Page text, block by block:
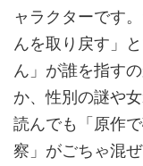
ャラクターです
んを取り戻す」
ん」が誰を指す
か、性別の謎や
読んでも「原作
察」がごちゃ混